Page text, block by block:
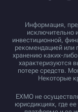
Информация,
исключительно
инвестиционной,
рекомендацией или
хранению каких-
характеризуются
потере средств.
Некоторые
EXMO не
юрисдикциях, где